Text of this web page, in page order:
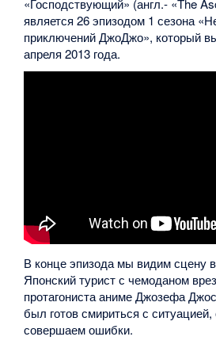
«Господствующий» (англ.- «The
является 26 эпизодом 1 сезона
приключений ДжоДжо», который
апреля 2013 года.
В конце эпизода мы видим сцену
Японский турист с чемоданом
протагониста аниме Джозефа
был готов смириться с
совершаем ошибки.